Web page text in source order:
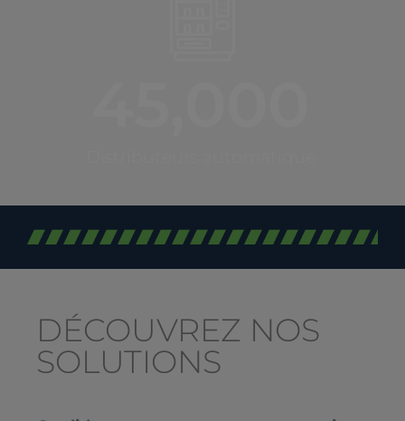
DÉCOUVREZ NOS
SOLUTIONS